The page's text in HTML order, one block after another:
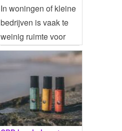
In woningen of kleine
bedrijven is vaak te
weinig ruimte voor
een echte serverka...
Website | Meer info...